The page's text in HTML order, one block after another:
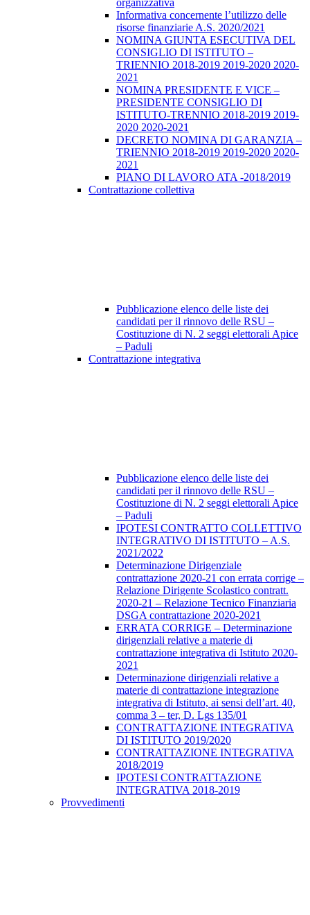
organizzativa
Informativa concernente l’utilizzo delle
risorse finanziarie A.S. 2020/2021
NOMINA GIUNTA ESECUTIVA DEL
CONSIGLIO DI ISTITUTO –
TRIENNIO 2018-2019 2019-2020 2020-
2021
NOMINA PRESIDENTE E VICE –
PRESIDENTE CONSIGLIO DI
ISTITUTO-TRENNIO 2018-2019 2019-
2020 2020-2021
DECRETO NOMINA DI GARANZIA –
TRIENNIO 2018-2019 2019-2020 2020-
2021
PIANO DI LAVORO ATA -2018/2019
Contrattazione collettiva
Pubblicazione elenco delle liste dei
candidati per il rinnovo delle RSU –
Costituzione di N. 2 seggi elettorali Apice
– Paduli
Contrattazione integrativa
Pubblicazione elenco delle liste dei
candidati per il rinnovo delle RSU –
Costituzione di N. 2 seggi elettorali Apice
– Paduli
IPOTESI CONTRATTO COLLETTIVO
INTEGRATIVO DI ISTITUTO – A.S.
2021/2022
Determinazione Dirigenziale
contrattazione 2020-21 con errata corrige –
Relazione Dirigente Scolastico contratt.
2020-21 – Relazione Tecnico Finanziaria
DSGA contrattazione 2020-2021
ERRATA CORRIGE – Determinazione
dirigenziali relative a materie di
contrattazione integrativa di Istituto 2020-
2021
Determinazione dirigenziali relative a
materie di contrattazione integrazione
integrativa di Istituto, ai sensi dell’art. 40,
comma 3 – ter, D. Lgs 135/01
CONTRATTAZIONE INTEGRATIVA
DI ISTITUTO 2019/2020
CONTRATTAZIONE INTEGRATIVA
2018/2019
IPOTESI CONTRATTAZIONE
INTEGRATIVA 2018-2019
Provvedimenti